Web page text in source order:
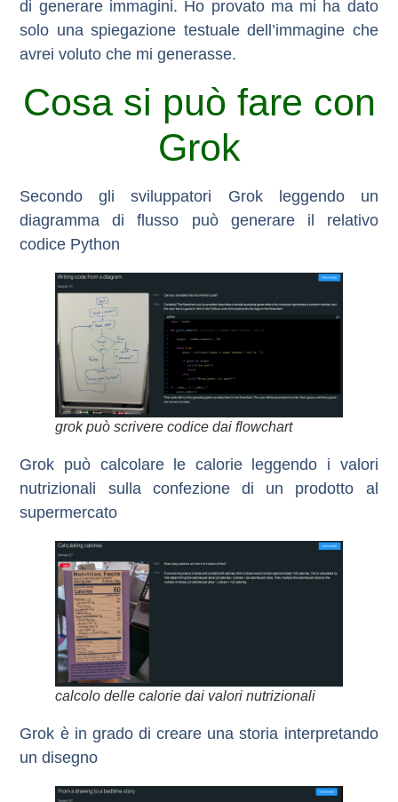
di generare immagini. Ho provato ma mi ha dato
solo una spiegazione testuale dell’immagine che
avrei voluto che mi generasse.
Cosa si può fare con
Grok
Secondo gli sviluppatori Grok leggendo un
diagramma di flusso può generare il relativo
codice Python
grok può scrivere codice dai flowchart
Grok può calcolare le calorie leggendo i valori
nutrizionali sulla confezione di un prodotto al
supermercato
calcolo delle calorie dai valori nutrizionali
Grok è in grado di creare una storia interpretando
un disegno